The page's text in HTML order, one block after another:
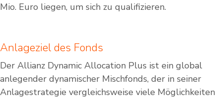
Mio. Euro liegen, um sich zu qualifizieren.
Anlageziel des Fonds
Der Allianz Dynamic Allocation Plus ist ein global
anlegender dynamischer Mischfonds, der in seiner
Anlagestrategie vergleichsweise viele Möglichkeiten